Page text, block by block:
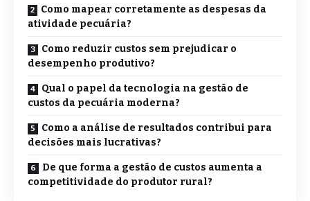
Como mapear corretamente as despesas da
atividade pecuária?
Como reduzir custos sem prejudicar o
desempenho produtivo?
Qual o papel da tecnologia na gestão de
custos da pecuária moderna?
Como a análise de resultados contribui para
decisões mais lucrativas?
De que forma a gestão de custos aumenta a
competitividade do produtor rural?